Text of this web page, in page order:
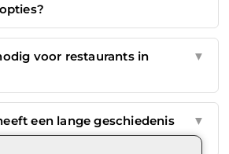
voor restaurants in
▼
een lange geschiedenis
▼